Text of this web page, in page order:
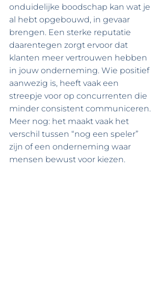
onduidelijke boodschap kan wat je
al hebt opgebouwd, in gevaar
brengen. Een sterke reputatie
daarentegen zorgt ervoor dat
klanten meer vertrouwen hebben
in jouw onderneming. Wie positief
aanwezig is, heeft vaak een
streepje voor op concurrenten die
minder consistent communiceren.
Meer nog: het maakt vaak het
verschil tussen “nog een speler”
zijn of een onderneming waar
mensen bewust voor kiezen.